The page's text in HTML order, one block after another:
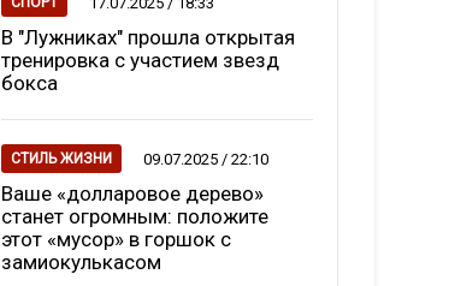
В "Лужниках" прошла открытая
тренировка с участием звезд
бокса
СТИЛЬ ЖИЗНИ 09.07.2025 / 22:10
Ваше «долларовое дерево»
станет огромным: положите
этот «мусор» в горшок с
замиокулькасом